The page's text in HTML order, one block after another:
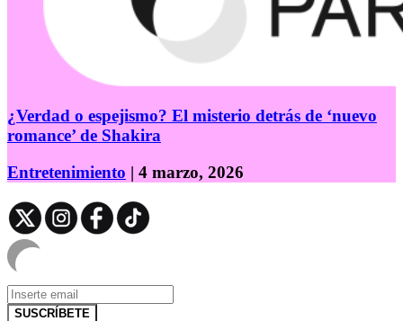
¿Verdad o espejismo? El misterio detrás de ‘nuevo
romance’ de Shakira
Entretenimiento | 4 marzo, 2026
SUSCRÍBETE